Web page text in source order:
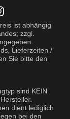
ist abhängig
zzgl.
Lieferzeiten /
Sie bitte den
sind KEIN
dient lediglich
bei den